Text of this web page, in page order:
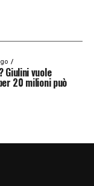
Giulini vuole
20 milioni può